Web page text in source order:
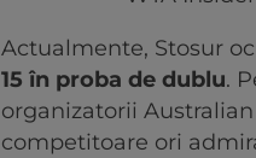
Actualmente, Stosur
15 în proba de dublu.
organizatorii
competitoare ori